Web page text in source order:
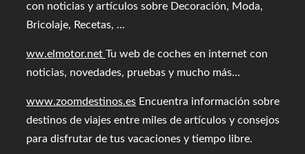
con noticias y artículos sobre Decoración, Moda,
Bricolaje, Recetas, ...
ww.elmotor.net Tu web de coches en internet con
noticias, novedades, pruebas y mucho más...
www.zoomdestinos.es Encuentra información sobre
destinos de viajes entre miles de artículos y consejos
para disfrutar de tus vacaciones y tiempo libre.